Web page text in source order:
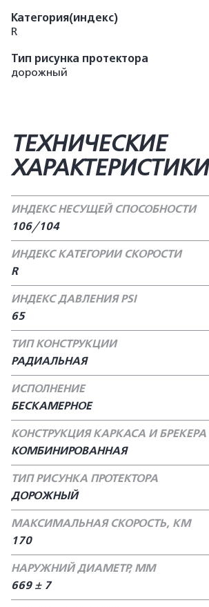
Категория(индекс)
R
Тип рисунка протектора
дорожный
ТЕХНИЧЕСКИЕ
ХАРАКТЕРИСТИКИ
ИНДЕКС НЕСУЩЕЙ СПОСОБНОСТИ
106/104
ИНДЕКС КАТЕГОРИИ СКОРОСТИ
R
ИНДЕКС ДАВЛЕНИЯ PSI
65
ТИП КОНСТРУКЦИИ
РАДИАЛЬНАЯ
ИСПОЛНЕНИЕ
БЕСКАМЕРНОЕ
КОНСТРУКЦИЯ КАРКАСА И БРЕКЕРА
КОМБИНИРОВАННАЯ
ТИП РИСУНКА ПРОТЕКТОРА
ДОРОЖНЫЙ
МАКСИМАЛЬНАЯ СКОРОСТЬ, КМ
170
НАРУЖНИЙ ДИАМЕТР, ММ
669 ± 7